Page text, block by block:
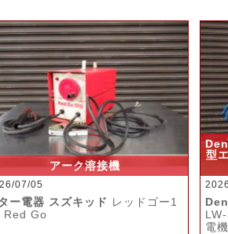
アーク溶接機
07/05
ー電器 スズキッド レッドゴー1
Red Go
型
電